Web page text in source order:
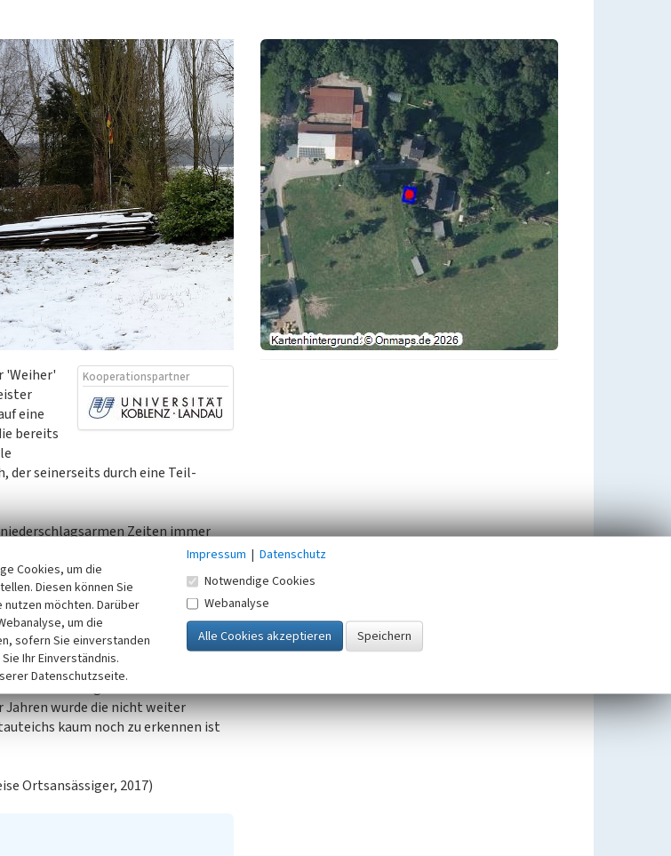
Kooperationspartner
'Weiher'
eine
bereits
der seinerseits durch eine Teil-
Zeiten immer
war der Betrieb der Mühle
gegenüber Mühlen dar, die an
konnten daher existenziellen
an wirtschaftlicher Bedeutung. Der
Bereits zur Zeit des Ersten
Jahren wurde die nicht weiter
kaum noch zu erkennen ist
Ortsansässiger, 2017)
Cookies, um die
Diesen können Sie
möchten. Darüber
um die
sofern Sie einverstanden
Ihr Einverständnis.
Datenschutzseite.
Impressum | Datenschutz
Notwendige Cookies
Webanalyse